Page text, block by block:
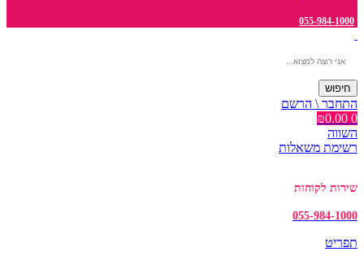
055-984-1000
חיפוש
התחבר \ הרשם
0
₪0.00
השווה
רשימת משאלות
שירות לקוחות
055-984-1000
תפריט